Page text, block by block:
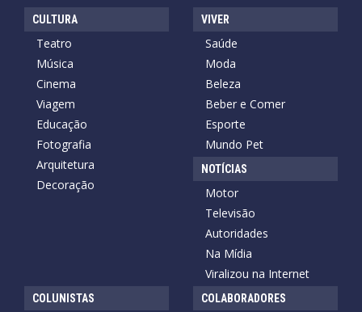
CULTURA
Teatro
Música
Cinema
Viagem
Educação
Fotografia
Arquitetura
Decoração
VIVER
Saúde
Moda
Beleza
Beber e Comer
Esporte
Mundo Pet
NOTÍCIAS
Motor
Televisão
Autoridades
Na Mídia
Viralizou na Internet
COLUNISTAS COLABORADORES